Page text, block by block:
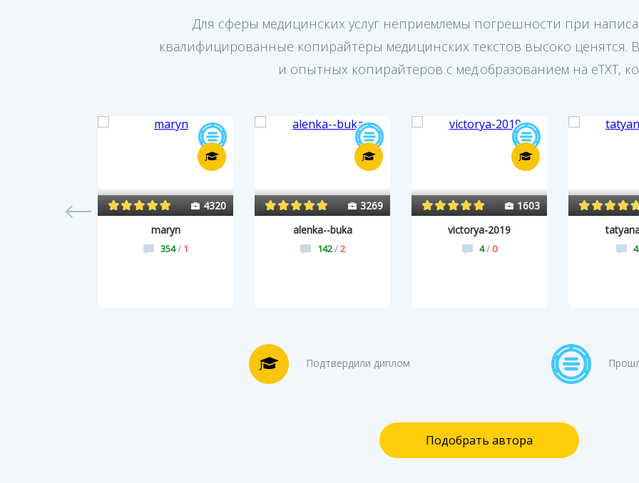
Для сферы медицинских услуг неприемлемы погрешности при
квалифицированные копирайтеры медицинских текстов высоко ценятся.
и опытных копирайтеров с мед.образованием на eTXT,
450
4320
maryn
354/ 1
3269
alenka--buka
142/2
1603
victorya-2019
4/ 0
Подтвердили диплом
Подобрать автора